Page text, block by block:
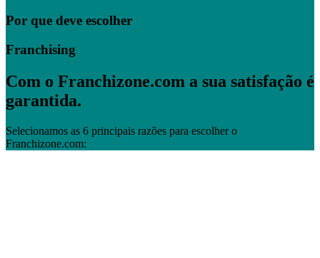
Por que deve escolher
Franchising
Com o Franchizone.com a sua satisfação é
garantida.
Selecionamos as 6 principais razões para escolher o
Franchizone.com: